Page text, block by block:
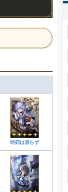
時節は居らず